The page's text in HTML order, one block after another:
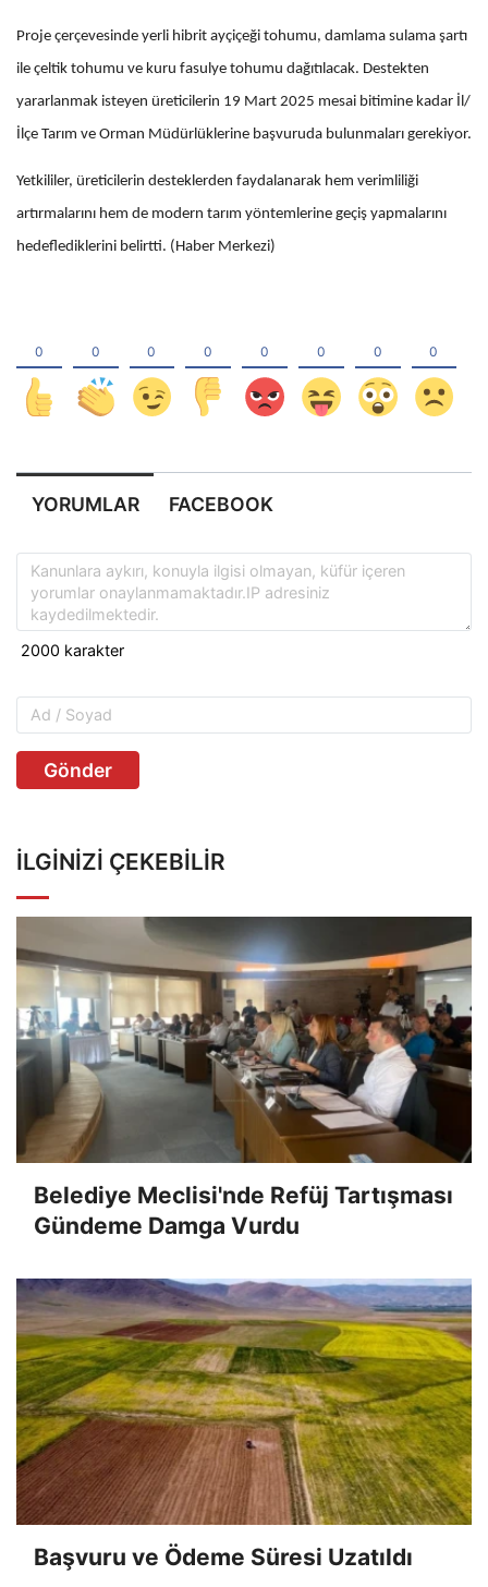
Proje çerçevesinde yerli hibrit ayçiçeği tohumu, damlama sulama şartı
ile çeltik tohumu ve kuru fasulye tohumu dağıtılacak. Destekten
yararlanmak isteyen üreticilerin 19 Mart 2025 mesai bitimine kadar İl/
İlçe Tarım ve Orman Müdürlüklerine başvuruda bulunmaları gerekiyor.
Yetkililer, üreticilerin desteklerden faydalanarak hem verimliliği
artırmalarını hem de modern tarım yöntemlerine geçiş yapmalarını
hedeflediklerini belirtti. (Haber Merkezi)
YORUMLAR FACEBOOK
Gönder
İLGINIZI ÇEKEBILIR
Belediye Meclisi'nde Refüj Tartışması
Gündeme Damga Vurdu
Başvuru ve Ödeme Süresi Uzatıldı